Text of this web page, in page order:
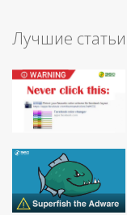
Лучшие статьи